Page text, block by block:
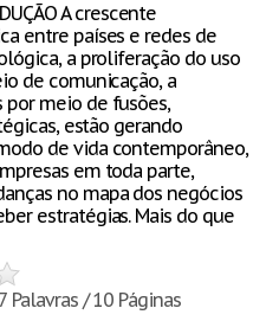
A crescente
entre países e redes de
a proliferação do uso
de comunicação, a
por meio de fusões,
estão gerando
de vida contemporâneo,
em toda parte,
no mapa dos negócios
estratégias. Mais do que
Palavras / 10 Páginas